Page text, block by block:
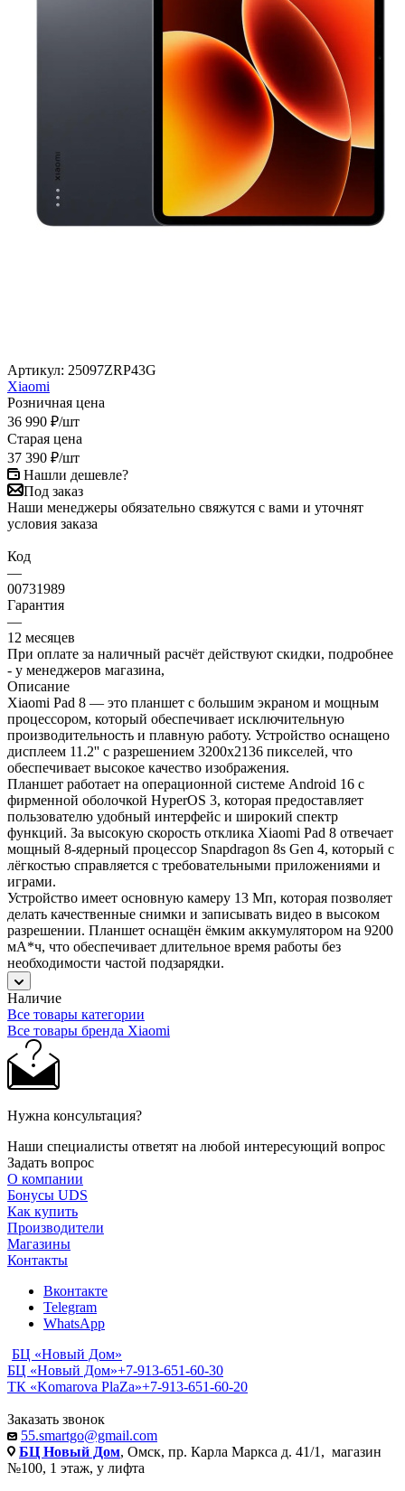
Артикул: 25097ZRP43G
Xiaomi
Розничная цена
36 990 ₽/шт
Старая цена
37 390 ₽/шт
Нашли дешевле?
Под заказ
Наши менеджеры обязательно свяжутся с вами и уточнят
условия заказа
Код
—
00731989
Гарантия
—
12 месяцев
При оплате за наличный расчёт действуют скидки, подробнее
- у менеджеров магазина,
Описание
Xiaomi Pad 8 — это планшет с большим экраном и мощным
процессором, который обеспечивает исключительную
производительность и плавную работу. Устройство оснащено
дисплеем 11.2'' с разрешением 3200x2136 пикселей, что
обеспечивает высокое качество изображения.
Планшет работает на операционной системе Android 16 с
фирменной оболочкой HyperOS 3, которая предоставляет
пользователю удобный интерфейс и широкий спектр
функций. За высокую скорость отклика Xiaomi Pad 8 отвечает
мощный 8-ядерный процессор Snapdragon 8s Gen 4, который с
лёгкостью справляется с требовательными приложениями и
играми.
Устройство имеет основную камеру 13 Мп, которая позволяет
делать качественные снимки и записывать видео в высоком
разрешении. Планшет оснащён ёмким аккумулятором на 9200
мА*ч, что обеспечивает длительное время работы без
необходимости частой подзарядки.
Наличие
Все товары категории
Все товары бренда Xiaomi
Нужна консультация?
Наши специалисты ответят на любой интересующий вопрос
Задать вопрос
О компании
Бонусы UDS
Как купить
Производители
Магазины
Контакты
Вконтакте
Telegram
WhatsApp
БЦ «Новый Дом»
БЦ «Новый Дом»+7-913-651-60-30
ТК «Komarova PlaZa»+7-913-651-60-20
Заказать звонок
55.smartgo@gmail.com
БЦ Новый Дом, Омск, пр. Карла Маркса д. 41/1, магазин
№100, 1 этаж, у лифта